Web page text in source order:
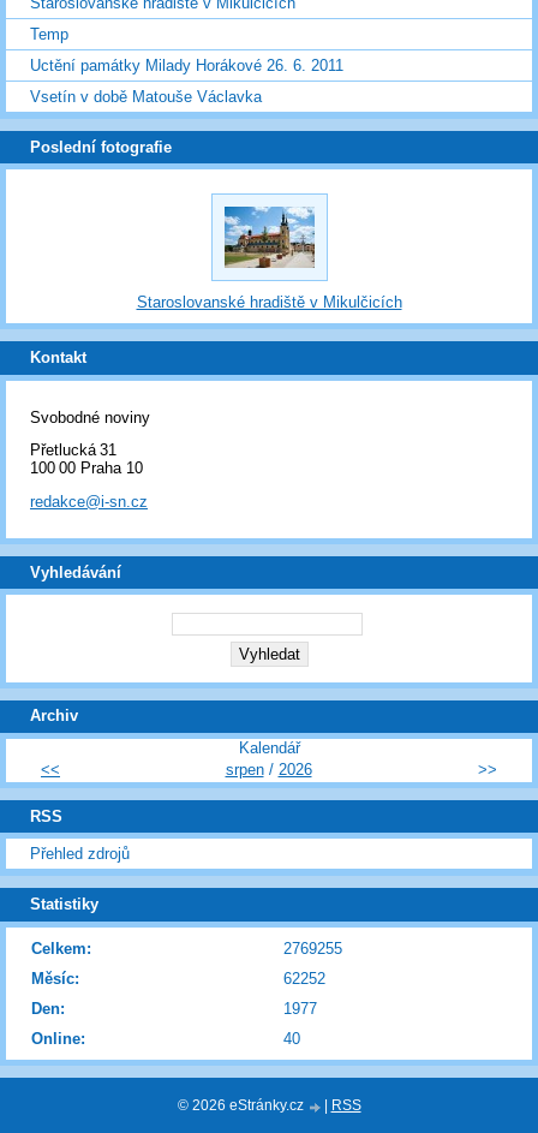
Temp
Uctění památky Milady Horákové 26. 6. 2011
Vsetín v době Matouše Václavka
Poslední fotografie
Staroslovanské hradiště v Mikulčicích
Kontakt
Svobodné noviny
Přetlucká 31
100 00 Praha 10
redakce@i-sn.cz
Vyhledávání
Archiv
Kalendář
<<
srpen/ 2026 >>
RSS
Přehled zdrojů
Statistiky
Online: 40
Celkem:
2769255
Měsíc:
62252
Den:
1977
© 2026 eStránky.cz RSS